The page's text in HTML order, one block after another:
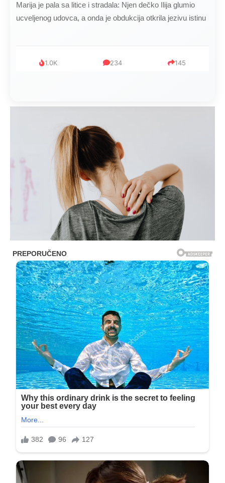
Marija je pala sa litice i stradala: Njen dečko Ilija glumio
ucveljenog udovca, a onda je obdukcija otkrila jezivu istinu
1.0K 234 145